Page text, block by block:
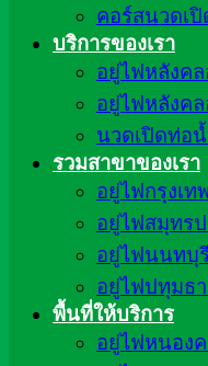
คอร์สนวดเ
บริการของเรา
อยู่ไฟหลังคล
อยู่ไฟหลังค
นวดเปิดท่อ
รวมสาขาของเรา
อยู่ไฟกรุงเ
อยู่ไฟสมุทร
อยู่ไฟนนทบุ
อยู่ไฟปทุมธ
พื้นที่ให้บริการ
อยู่ไฟหนอง